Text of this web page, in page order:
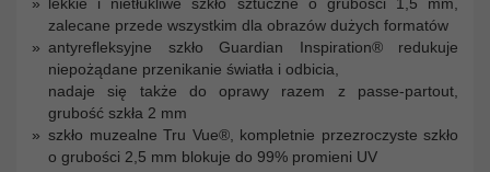
zalecane przede wszystkim dla obrazów dużych formatów
antyrefleksyjne szkło Guardian Inspiration® redukuje
niepożądane przenikanie światła i odbicia,
nadaje się także do oprawy razem z passe-partout,
grubość szkła 2 mm
szkło muzealne Tru Vue®, kompletnie przezroczyste szkło
o grubości 2,5 mm blokuje do 99% promieni UV